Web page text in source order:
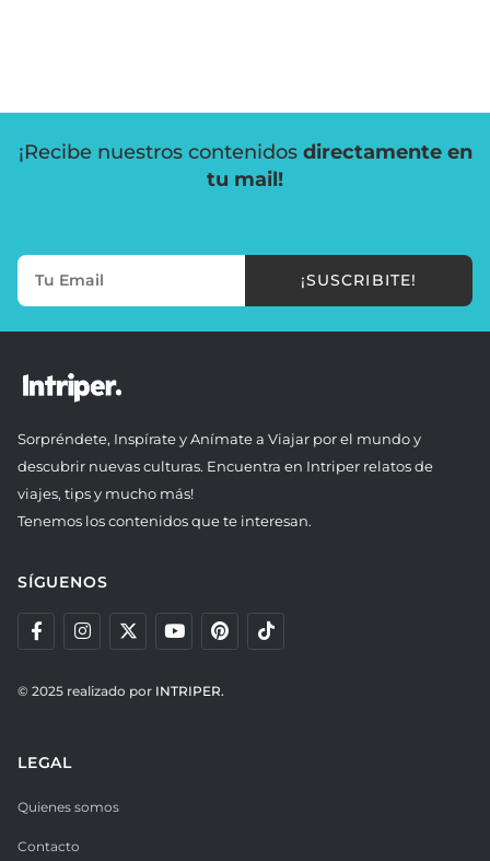
¡Recibe nuestros contenidos directamente en
tu mail!
¡SUSCRIBITE!
Sorpréndete, Inspírate y Anímate a Viajar por el mundo y
descubrir nuevas culturas. Encuentra en Intriper relatos de
viajes, tips y mucho más!
Tenemos los contenidos que te interesan.
SÍGUENOS
© 2025 realizado por INTRIPER.
LEGAL
Quienes somos
Contacto